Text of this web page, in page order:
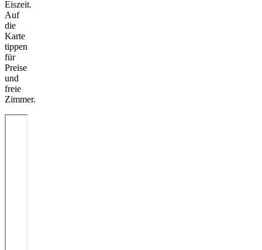
Eiszeit.
Auf
die
Karte
tippen
für
Preise
und
freie
Zimmer.